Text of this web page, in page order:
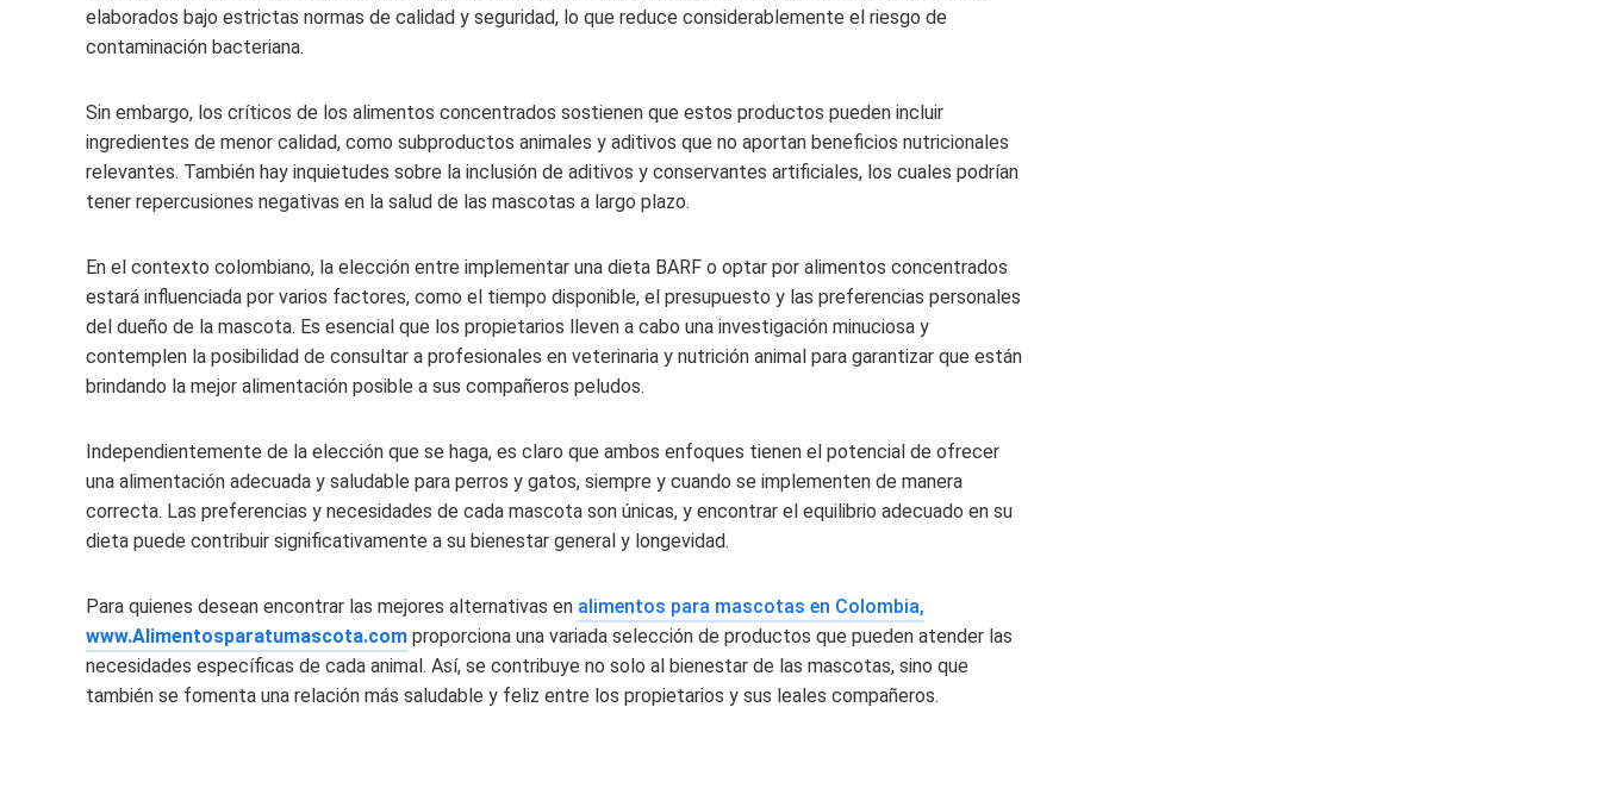
elaborados bajo estrictas normas de calidad y seguridad, lo que reduce considerablemente el riesgo de
contaminación bacteriana.
Sin embargo, los críticos de los alimentos concentrados sostienen que estos productos pueden incluir
ingredientes de menor calidad, como subproductos animales y aditivos que no aportan beneficios nutricionales
relevantes. También hay inquietudes sobre la inclusión de aditivos y conservantes artificiales, los cuales podrían
tener repercusiones negativas en la salud de las mascotas a largo plazo.
En el contexto colombiano, la elección entre implementar una dieta BARF o optar por alimentos concentrados
estará influenciada por varios factores, como el tiempo disponible, el presupuesto y las preferencias personales
del dueño de la mascota. Es esencial que los propietarios lleven a cabo una investigación minuciosa y
contemplen la posibilidad de consultar a profesionales en veterinaria y nutrición animal para garantizar que están
brindando la mejor alimentación posible a sus compañeros peludos.
Independientemente de la elección que se haga, es claro que ambos enfoques tienen el potencial de ofrecer
una alimentación adecuada y saludable para perros y gatos, siempre y cuando se implementen de manera
correcta. Las preferencias y necesidades de cada mascota son únicas, y encontrar el equilibrio adecuado en su
dieta puede contribuir significativamente a su bienestar general y longevidad.
Para quienes desean encontrar las mejores alternativas en alimentos para mascotas en Colombia,
www.Alimentosparatumascota.com proporciona una variada selección de productos que pueden atender las
necesidades específicas de cada animal. Así, se contribuye no solo al bienestar de las mascotas, sino que
también se fomenta una relación más saludable y feliz entre los propietarios y sus leales compañeros.